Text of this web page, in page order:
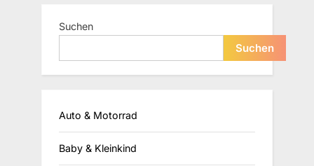
Suchen
Suchen
Auto & Motorrad
Baby & Kleinkind